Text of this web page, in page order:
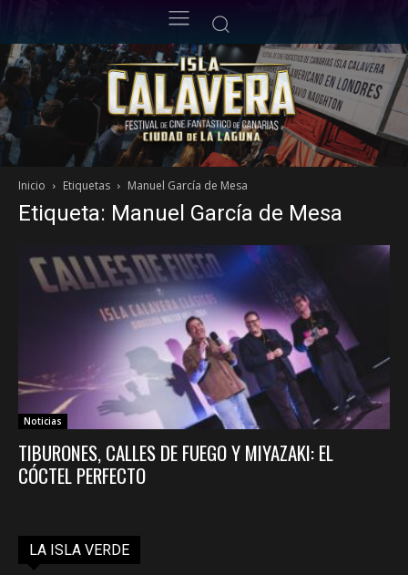
Inicio Etiquetas Manuel García de Mesa
Etiqueta: Manuel García de Mesa
Noticias
TIBURONES, CALLES DE FUEGO Y MIYAZAKI: EL
CÓCTEL PERFECTO
LA ISLA VERDE